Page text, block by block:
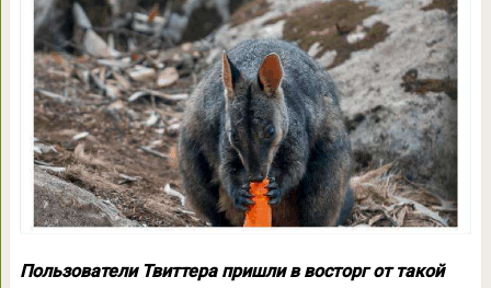
Пользователи Твиттера пришли в восторг от такой